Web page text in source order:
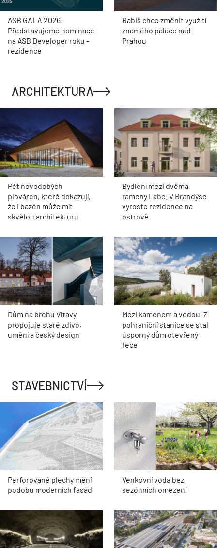
ASB GALA 2026:
Představujeme nominace
na ASB Developer roku –
rezidence
Babiš chce změnit využití
známého paláce nad
Prahou
ARCHITEKTURA
Pět novodobých
plováren, které dokazují,
že i bazén může mít
skvělou architekturu
Bydlení mezi dvěma
rameny Labe. V Brandýse
vyroste rezidence na
ostrově
Dům na břehu Vltavy
propojuje staré zdivo,
umění a český design
Mezi kamenem a vodou. Z
pohraniční stanice se stal
úsporný dům otevřený
řece
STAVEBNICTVÍ
Perforované plechy mění
podobu moderních fasád
Venkovní voda bez
sezónních omezení